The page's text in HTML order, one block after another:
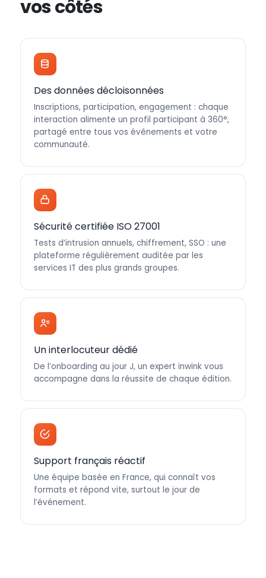
vos côtés
Des données décloisonnées
Inscriptions, participation, engagement : chaque
interaction alimente un profil participant à 360°,
partagé entre tous vos événements et votre
communauté.
Sécurité certifiée ISO 27001
Tests d’intrusion annuels, chiffrement, SSO : une
plateforme régulièrement auditée par les
services IT des plus grands groupes.
Un interlocuteur dédié
De l’onboarding au jour J, un expert inwink vous
accompagne dans la réussite de chaque édition.
Support français réactif
Une équipe basée en France, qui connaît vos
formats et répond vite, surtout le jour de
l’événement.